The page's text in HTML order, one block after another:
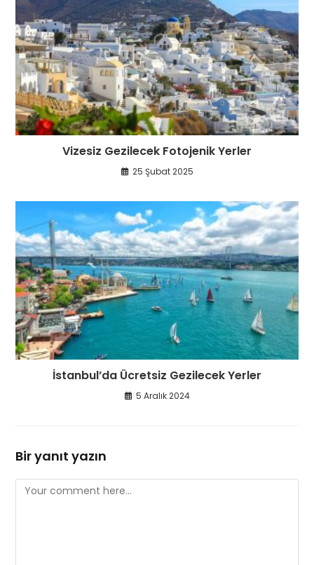
Vizesiz Gezilecek Fotojenik Yerler
25 Şubat 2025
İstanbul’da Ücretsiz Gezilecek Yerler
5 Aralık 2024
Bir yanıt yazın
Comment